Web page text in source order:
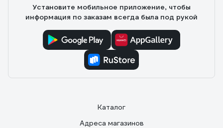
Установите мобильное приложение, чтобы
информация по заказам всегда была под рукой
Каталог
Адреса магазинов